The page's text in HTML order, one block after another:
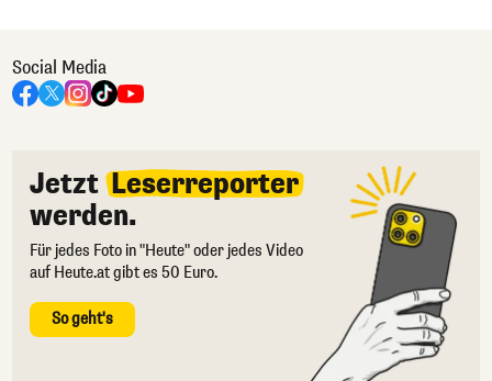
Social Media
Jetzt Leserreporter
werden.
Für jedes Foto in "Heute" oder jedes Video
auf Heute.at gibt es 50 Euro.
So geht's